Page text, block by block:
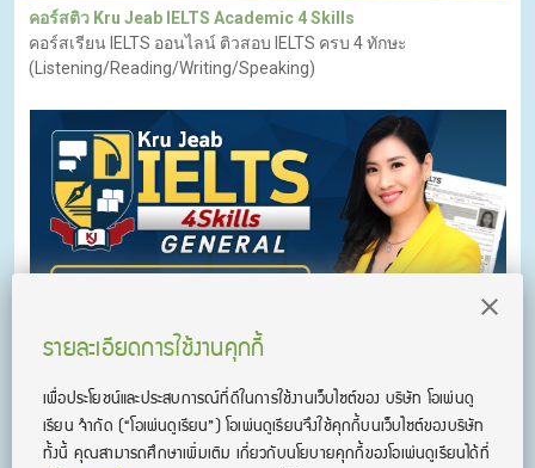
คอร์สติว Kru Jeab IELTS Academic 4 Skills
คอร์สเรียน IELTS ออนไลน์ ติวสอบ IELTS ครบ 4 ทักษะ
(Listening/Reading/Writing/Speaking)
คอร์สติว Kru Jeab IELTS General 4 Skills
คอร์สเรียน IELTS ออนไลน์ Kru Jeab IELTS 4 Skills
รายละเอียดการใช้งานคุกกี้
เพื่อประโยชน์และประสบการณ์ที่ดีในการใช้งานเว็บไซต์ของ บริษัท โอเพ่นดู
เรียน จํากัด (“โอเพ่นดูเรียน”)โอเพ่นดูเรียนจึงใช้คุกกี้บนเว็บไซต์ของบริษัท
ทั้งนี้ คุณสามารถศึกษาเพิ่มเติม เกี่ยวกับนโยบายคุกกี้ของโอเพ่นดูเรียนได้ที่